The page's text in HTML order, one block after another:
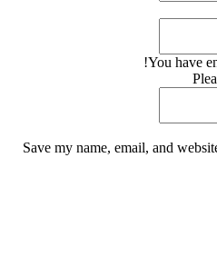
You have
Save my name, email, and